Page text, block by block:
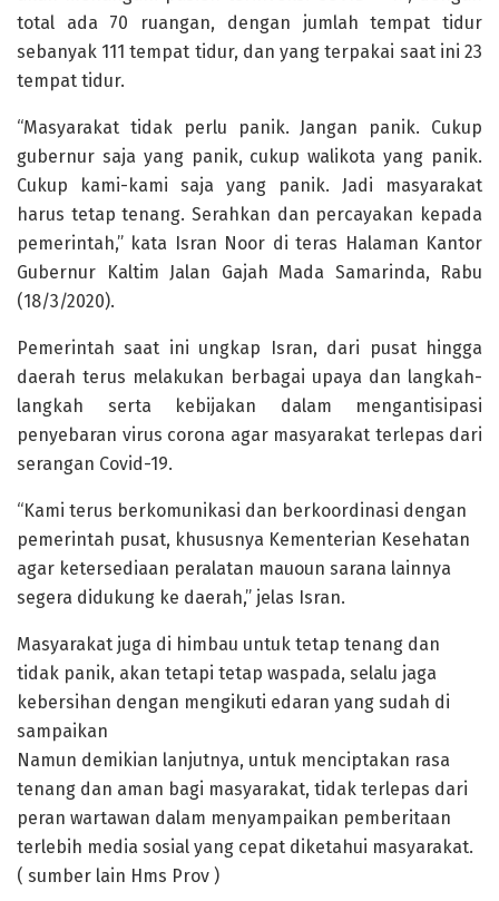
total ada 70 ruangan, dengan jumlah tempat tidur
sebanyak 111 tempat tidur, dan yang terpakai saat ini 23
tempat tidur.
“Masyarakat tidak perlu panik. Jangan panik. Cukup
gubernur saja yang panik, cukup walikota yang panik.
Cukup kami-kami saja yang panik. Jadi masyarakat
harus tetap tenang. Serahkan dan percayakan kepada
pemerintah,” kata Isran Noor di teras Halaman Kantor
Gubernur Kaltim Jalan Gajah Mada Samarinda, Rabu
(18/3/2020).
Pemerintah saat ini ungkap Isran, dari pusat hingga
daerah terus melakukan berbagai upaya dan langkah-
langkah serta kebijakan dalam mengantisipasi
penyebaran virus corona agar masyarakat terlepas dari
serangan Covid-19.
“Kami terus berkomunikasi dan berkoordinasi dengan
pemerintah pusat, khususnya Kementerian Kesehatan
agar ketersediaan peralatan mauoun sarana lainnya
segera didukung ke daerah,” jelas Isran.
Masyarakat juga di himbau untuk tetap tenang dan
tidak panik, akan tetapi tetap waspada, selalu jaga
kebersihan dengan mengikuti edaran yang sudah di
sampaikan
Namun demikian lanjutnya, untuk menciptakan rasa
tenang dan aman bagi masyarakat, tidak terlepas dari
peran wartawan dalam menyampaikan pemberitaan
terlebih media sosial yang cepat diketahui masyarakat.
( sumber lain Hms Prov )